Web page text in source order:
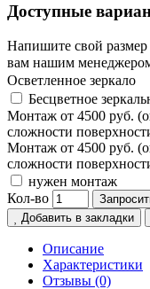
Доступные
Напишите свой размер
вам нашим
Осветленное зеркало
Бесцветное
Монтаж от 4500 руб.
сложности
Монтаж от 4500 руб.
сложности
нужен монтаж
Кол-во
Добавить в закладки
Описание
Характеристики
Отзывы (0)